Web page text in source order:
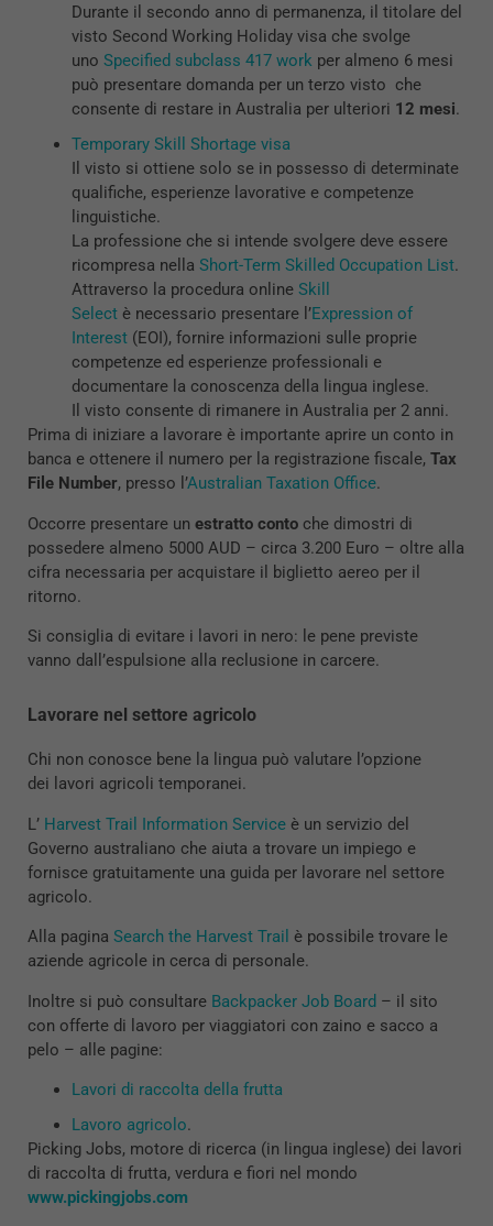
Durante il secondo anno di permanenza, il titolare del
visto Second Working Holiday visa che svolge
uno Specified subclass 417 work per almeno 6 mesi
può presentare domanda per un terzo visto che
consente di restare in Australia per ulteriori 12 mesi.
Temporary Skill Shortage visa
Il visto si ottiene solo se in possesso di determinate
qualifiche, esperienze lavorative e competenze
linguistiche.
La professione che si intende svolgere deve essere
ricompresa nella Short-Term Skilled Occupation List.
Attraverso la procedura online Skill
Select è necessario presentare l’Expression of
Interest (EOI), fornire informazioni sulle proprie
competenze ed esperienze professionali e
documentare la conoscenza della lingua inglese.
Il visto consente di rimanere in Australia per 2 anni.
Prima di iniziare a lavorare è importante aprire un conto in
banca e ottenere il numero per la registrazione fiscale, Tax
File Number, presso l’Australian Taxation Office.
Occorre presentare un estratto conto che dimostri di
possedere almeno 5000 AUD – circa 3.200 Euro – oltre alla
cifra necessaria per acquistare il biglietto aereo per il
ritorno.
Si consiglia di evitare i lavori in nero: le pene previste
vanno dall’espulsione alla reclusione in carcere.
Lavorare nel settore agricolo
Chi non conosce bene la lingua può valutare l’opzione
dei lavori agricoli temporanei.
L’ Harvest Trail Information Service è un servizio del
Governo australiano che aiuta a trovare un impiego e
fornisce gratuitamente una guida per lavorare nel settore
agricolo.
Alla pagina Search the Harvest Trail è possibile trovare le
aziende agricole in cerca di personale.
Inoltre si può consultare Backpacker Job Board – il sito
con offerte di lavoro per viaggiatori con zaino e sacco a
pelo – alle pagine:
Lavori di raccolta della frutta
Lavoro agricolo.
Picking Jobs, motore di ricerca (in lingua inglese) dei lavori
di raccolta di frutta, verdura e fiori nel mondo
www.pickingjobs.com